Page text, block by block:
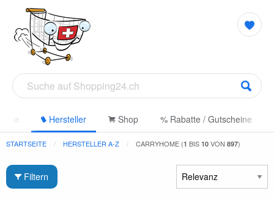
Hersteller Shop % Rabatte / Gutscheine
STARTSEITE HERSTELLER A-Z CARRYHOME (1 BIS 10 VON 897)
Filtern